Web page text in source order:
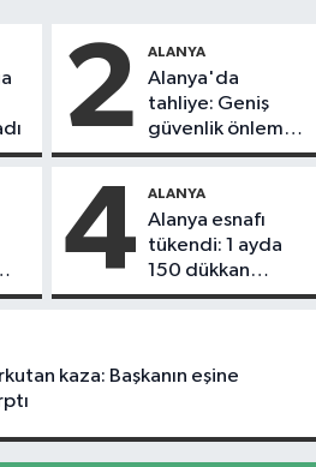
2 ALANYA
Alanya'da
tahliye: Geniş
güvenlik önlemi
alındı
4 ALANYA
Alanya esnafı
tükendi: 1 ayda
150 dükkan
kapandı
kaza: Başkanın eşine